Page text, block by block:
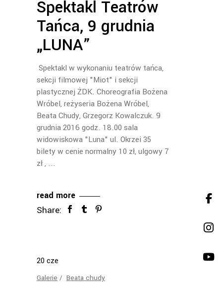
Spektakl Teatrów
Tańca, 9 grudnia
„LUNA”
Spektakl w wykonaniu teatrów tańca,
sekcji filmowej "Miot" i sekcji
plastycznej ŻDK. Choreografia Bożena
Wróbel, reżyseria Bożena Wróbel,
Beata Chudy, Grzegorz Kowalczuk. 9
grudnia 2016 godz. 18.00 sala
widowiskowa "Luna" ul. Okrzei 35
bilety w cenie normalny 10 zł, ulgowy 7
zł ,
read more
Share:
20cze
Galerie Beata chudy